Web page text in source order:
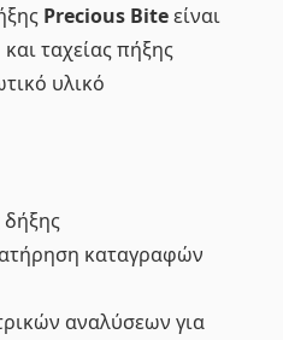
Precious Biteείναι
ταχείας πήξης
υλικό
καταγραφών
αναλύσεων για